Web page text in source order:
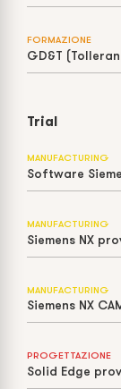
FORMAZIONE
Trial
MANUFACTURING
Software
MANUFACTURING
Siemens NX
MANUFACTURING
Siemens NX
PROGETTAZIONE
Solid Edge